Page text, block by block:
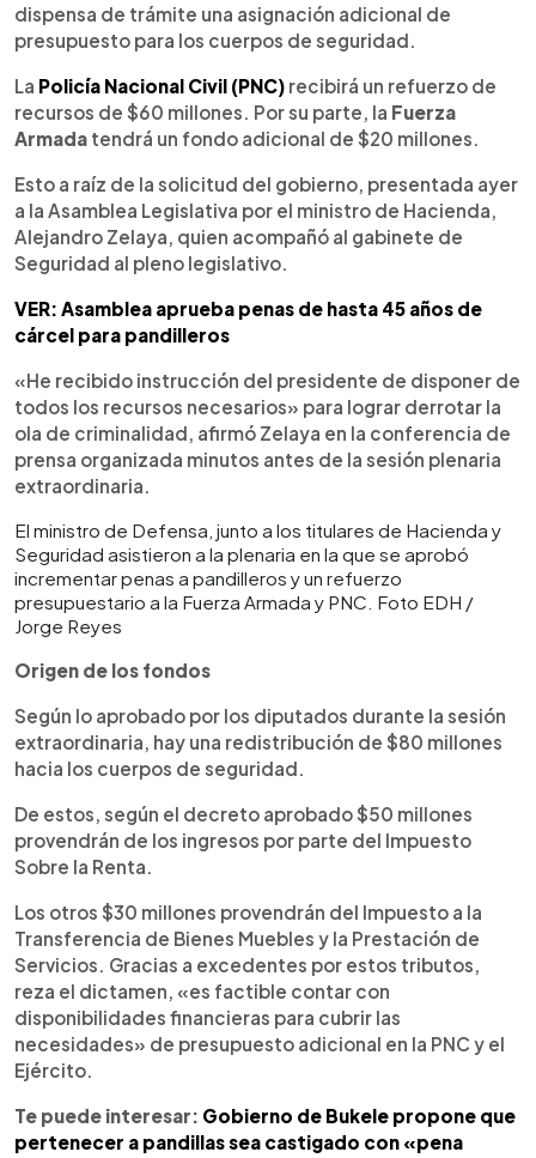
dispensa de trámite una asignación adicional de
presupuesto para los cuerpos de seguridad.
La Policía Nacional Civil (PNC) recibirá un refuerzo de
recursos de $60 millones. Por su parte, la Fuerza
Armada tendrá un fondo adicional de $20 millones.
Esto a raíz de la solicitud del gobierno, presentada ayer
a la Asamblea Legislativa por el ministro de Hacienda,
Alejandro Zelaya, quien acompañó al gabinete de
Seguridad al pleno legislativo.
VER: Asamblea aprueba penas de hasta 45 años de
cárcel para pandilleros
«He recibido instrucción del presidente de disponer de
todos los recursos necesarios» para lograr derrotar la
ola de criminalidad, afirmó Zelaya en la conferencia de
prensa organizada minutos antes de la sesión plenaria
extraordinaria.
El ministro de Defensa, junto a los titulares de Hacienda y
Seguridad asistieron a la plenaria en la que se aprobó
incrementar penas a pandilleros y un refuerzo
presupuestario a la Fuerza Armada y PNC. Foto EDH /
Jorge Reyes
Origen de los fondos
Según lo aprobado por los diputados durante la sesión
extraordinaria, hay una redistribución de $80 millones
hacia los cuerpos de seguridad.
De estos, según el decreto aprobado $50 millones
provendrán de los ingresos por parte del Impuesto
Sobre la Renta.
Los otros $30 millones provendrán del Impuesto a la
Transferencia de Bienes Muebles y la Prestación de
Servicios. Gracias a excedentes por estos tributos,
reza el dictamen, «es factible contar con
disponibilidades financieras para cubrir las
necesidades» de presupuesto adicional en la PNC y el
Ejército.
Te puede interesar: Gobierno de Bukele propone que
pertenecer a pandillas sea castigado con «pena